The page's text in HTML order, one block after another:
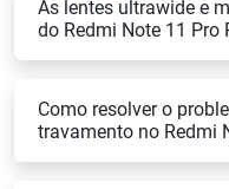
As lentes ultrawide e
do Redmi Note 11 Pro
Como resolver o
travamento no Redmi